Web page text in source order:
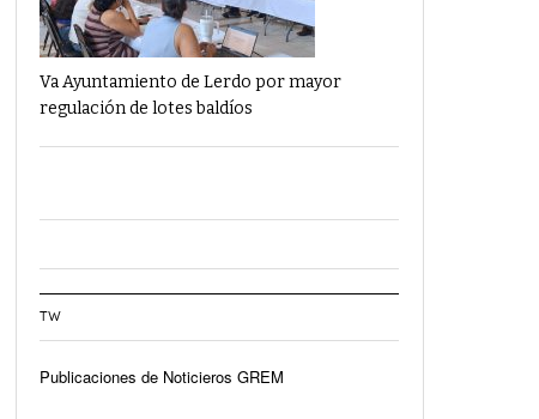
Va Ayuntamiento de Lerdo por mayor
regulación de lotes baldíos
TW
Publicaciones de Noticieros GREM